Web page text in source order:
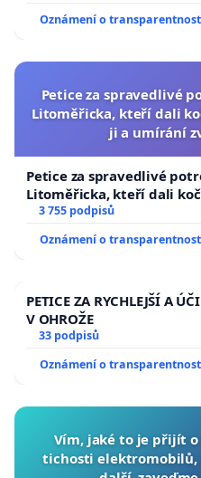
Oznámení o
Petice za spravedlivé
Litoměřicka, kteří dali
ji a umírání
Petice za spravedlivé
Litoměřicka, kteří dali
a umírání zvířete natočili.
3 755 podpisů
Oznámení o
PETICE ZA RYCHLEJŠÍ A
V OHROŽE
33 podpisů
Oznámení o
Vím, jaké to je přijít
tichosti elektromobilů,